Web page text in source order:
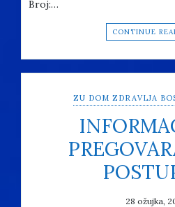
Broj:…
CONTINUE
ZU DOM ZDRAVLJA
28 ožujka,